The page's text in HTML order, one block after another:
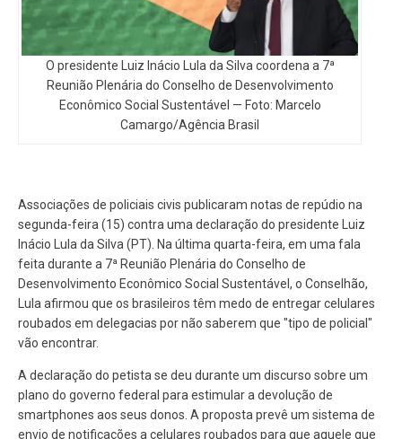
O presidente Luiz Inácio Lula da Silva coordena a 7ª
Reunião Plenária do Conselho de Desenvolvimento
Econômico Social Sustentável — Foto: Marcelo
Camargo/Agência Brasil
Associações de policiais civis publicaram notas de repúdio na
segunda-feira (15) contra uma declaração do presidente Luiz
Inácio Lula da Silva (PT). Na última quarta-feira, em uma fala
feita durante a 7ª Reunião Plenária do Conselho de
Desenvolvimento Econômico Social Sustentável, o Conselhão,
Lula afirmou que os brasileiros têm medo de entregar celulares
roubados em delegacias por não saberem que "tipo de policial"
vão encontrar.
A declaração do petista se deu durante um discurso sobre um
plano do governo federal para estimular a devolução de
smartphones aos seus donos. A proposta prevê um sistema de
envio de notificações a celulares roubados para que aquele que